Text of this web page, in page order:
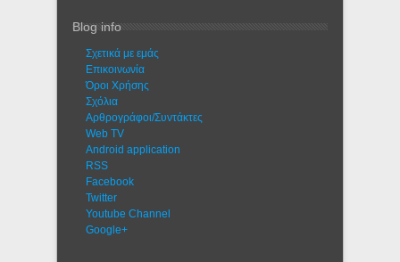
Blog info
Σχετικά με εμάς
Eπικοινωνία
Όροι Χρήσης
Σχόλια
Αρθρογράφοι/Συντάκτες
Web TV
Android application
RSS
Facebook
Twitter
Youtube Channel
Google+